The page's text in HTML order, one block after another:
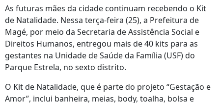
As futuras mães da cidade continuam recebendo o Kit
de Natalidade. Nessa terça-feira (25), a Prefeitura de
Magé, por meio da Secretaria de Assistência Social e
Direitos Humanos, entregou mais de 40 kits para as
gestantes na Unidade de Saúde da Família (USF) do
Parque Estrela, no sexto distrito.
O Kit de Natalidade, que é parte do projeto “Gestação e
Amor”, inclui banheira, meias, body, toalha, bolsa e